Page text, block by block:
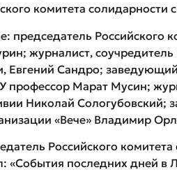
комитета
председатель Российского
журналист, соучредитель
Евгений Сандро;
профессор Марат Мусин;
Николай Сологубовский;
«Вече» Владимир
Российского
«События последних дней в